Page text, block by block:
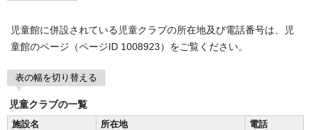
児童館に併設されている児童クラブの所在地及び電話番号は、児
童館のページ（ページID 1008923）をご覧ください。
表の幅を切り替える
児童クラブの一覧
施設名
所在地
電話